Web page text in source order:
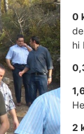
0
hi
2